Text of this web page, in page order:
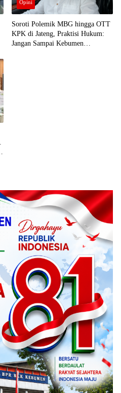
Opini
Soroti Polemik MBG hingga OTT
KPK di Jateng, Praktisi Hukum:
Jangan Sampai Kebumen